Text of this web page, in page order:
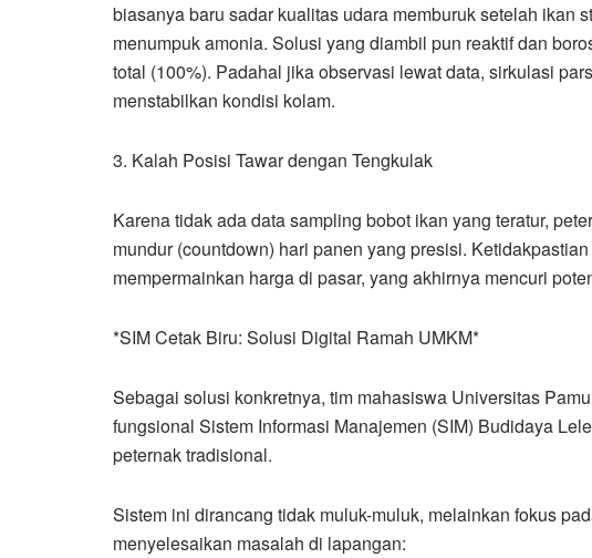
biasanya baru sadar kualitas udara memburuk setelah ikan
menumpuk amonia. Solusi yang diambil pun reaktif dan
total (100%). Padahal jika observasi lewat data, sirkulasi
menstabilkan kondisi kolam.
3. Kalah Posisi Tawar dengan Tengkulak
Karena tidak ada data sampling bobot ikan yang teratur,
mundur (countdown) hari panen yang presisi.
mempermainkan harga di pasar, yang akhirnya mencuri
*SIM Cetak Biru: Solusi Digital Ramah UMKM*
Sebagai solusi konkretnya, tim mahasiswa Universitas
fungsional Sistem Informasi Manajemen (SIM) Budidaya
peternak tradisional.
Sistem ini dirancang tidak muluk-muluk, melainkan fokus
menyelesaikan masalah di lapangan: